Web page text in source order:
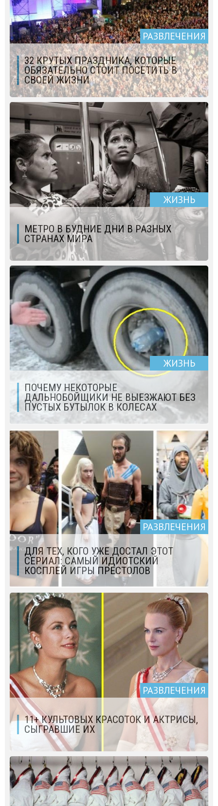
РАЗВЛЕЧЕНИЯ
32 КРУТЫХ ПРАЗДНИКА, КОТОРЫЕ
ОБЯЗАТЕЛЬНО СТОИТ ПОСЕТИТЬ В
СВОЕЙ ЖИЗНИ
ЖИЗНЬ
МЕТРО В БУДНИЕ ДНИ В РАЗНЫХ
СТРАНАХ МИРА
ЖИЗНЬ
ПОЧЕМУ НЕКОТОРЫЕ
ДАЛЬНОБОЙЩИКИ НЕ ВЫЕЗЖАЮТ БЕЗ
ПУСТЫХ БУТЫЛОК В КОЛЕСАХ
РАЗВЛЕЧЕНИЯ
ДЛЯ ТЕХ, КОГО УЖЕ ДОСТАЛ ЭТОТ
СЕРИАЛ: САМЫЙ ИДИОТСКИЙ
КОСПЛЕЙ ИГРЫ ПРЕСТОЛОВ
РАЗВЛЕЧЕНИЯ
11+ КУЛЬТОВЫХ КРАСОТОК И АКТРИСЫ,
СЫГРАВШИЕ ИХ